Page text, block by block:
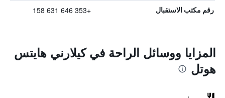
رقم مكتب الاستقبال +353 646 631 158
المزايا ووسائل الراحة في كيلارني هايتس
هوتل